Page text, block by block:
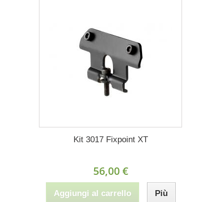
Kit 3017 Fixpoint XT
56,00 €
Aggiungi al carrello Più